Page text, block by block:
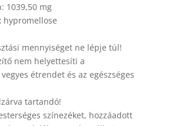
1039,50 mg
hypromellose
mennyiséget ne lépje túl!
nem helyettesíti a
étrendet és az egészséges
tartandó!
színezéket, hozzáadott